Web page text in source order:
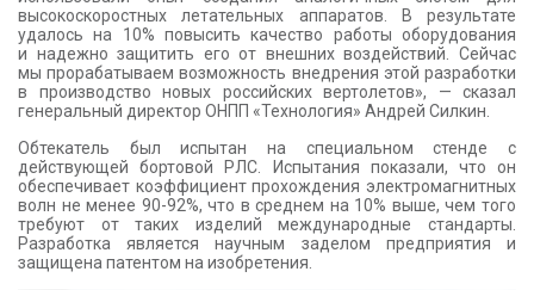
высокоскоростных летательных аппаратов. В результате
удалось на 10% повысить качество работы оборудования
и надежно защитить его от внешних воздействий. Сейчас
мы прорабатываем возможность внедрения этой разработки
в производство новых российских вертолетов», — сказал
генеральный директор ОНПП «Технология» Андрей Силкин.
Обтекатель был испытан на специальном стенде с
действующей бортовой РЛС. Испытания показали, что он
обеспечивает коэффициент прохождения электромагнитных
волн не менее 90-92%, что в среднем на 10% выше, чем того
требуют от таких изделий международные стандарты.
Разработка является научным заделом предприятия и
защищена патентом на изобретения.